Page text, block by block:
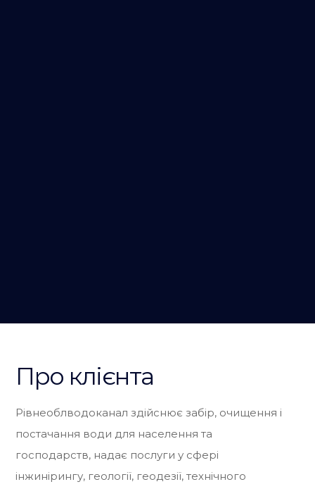
Про клієнта
Рівнеоблводоканал здійснює забір, очищення і
постачання води для населення та
господарств, надає послуги у сфері
інжинірингу, геології, геодезії, технічного